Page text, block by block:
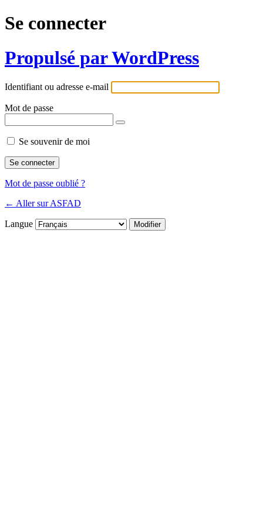
Se connecter
Propulsé par WordPress
Identifiant ou adresse e-mail
Mot de passe
Se souvenir de moi
Mot de passe oublié ?
← Aller sur ASFAD
Langue